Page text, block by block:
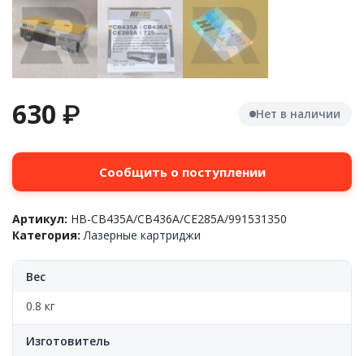
630 ₽ Нет в наличии
Сообщить о поступлении
Артикул: HB-CB435A/CB436A/CE285A/991531350
Категория:Лазерные картриджи
Вес
0.8 кг
Изготовитель